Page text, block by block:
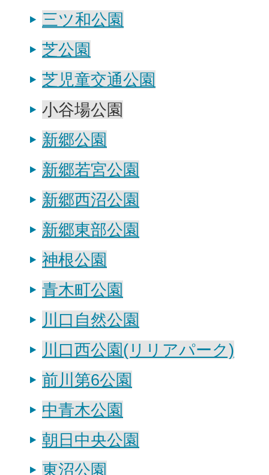
三ツ和公園
芝公園
芝児童交通公園
小谷場公園
新郷公園
新郷若宮公園
新郷西沼公園
新郷東部公園
神根公園
青木町公園
川口自然公園
川口西公園(リリアパーク)
前川第6公園
中青木公園
朝日中央公園
東沼公園